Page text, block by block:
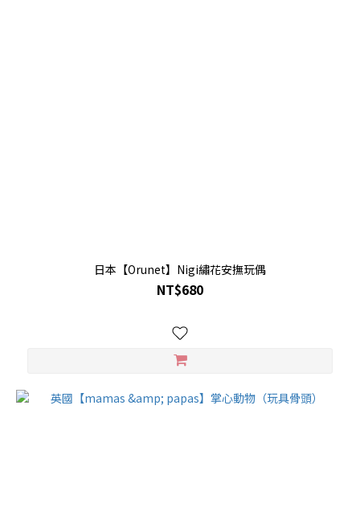
日本【Orunet】Nigi繡花安撫玩偶
NT$680